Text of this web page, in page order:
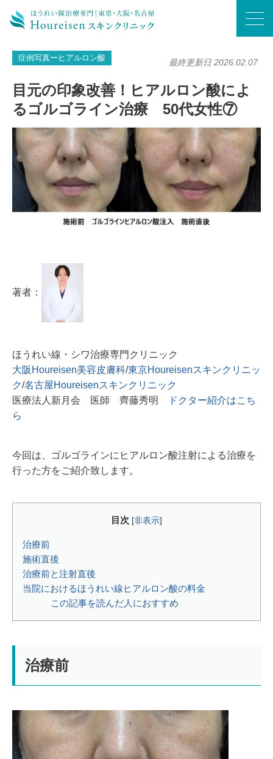
目元の印象改善！ヒアルロン酸によるゴルゴライン治療 50代女性⑦
症例写真ーヒアルロン酸 最終更新日 2026.02.07
目元の印象改善！ヒアルロン酸によ
るゴルゴライン治療 50代女性⑦
著者：
ほうれい線・シワ治療専門クリニック
大阪Houreisen美容皮膚科/東京Houreisenスキンクリニッ
ク/名古屋Houreisenスキンクリニック
医療法人新月会 医師 齊藤秀明
ドクター紹介はこち
ら
今回は、ゴルゴラインにヒアルロン酸注射による治療を
行った方をご紹介致します。
目次 [非表示]
治療前
施術直後
治療前と注射直後
当院におけるほうれい線ヒアルロン酸の料金
この記事を読んだ人におすすめ
治療前